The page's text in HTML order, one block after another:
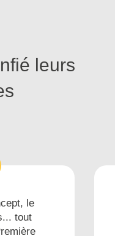
leurs
le
tout